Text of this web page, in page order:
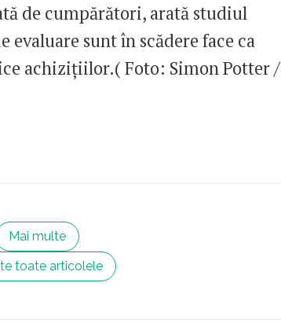
de cumpărători, arată studiul
sunt în scădere face ca
achizițiilor.( Foto: Simon Potter /
Mai multe
toate articolele